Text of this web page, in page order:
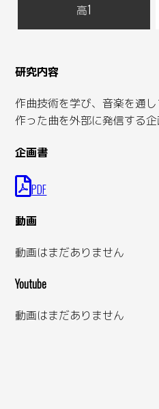
高1
研究内容
作曲技術を学び、音楽を通し
作った曲を外部に発信する企
企画書
PDF
動画
動画はまだありません
Youtube
動画はまだありません